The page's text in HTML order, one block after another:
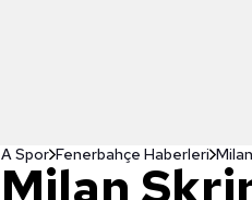
A Spor Fenerbahçe Haberleri
Milan